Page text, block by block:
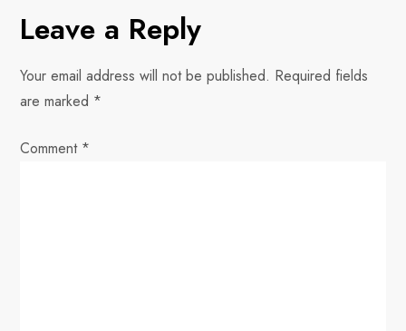
n
a
v
i
Leave a Reply
Your email address will not be published. Required fields
are marked *
Comment *